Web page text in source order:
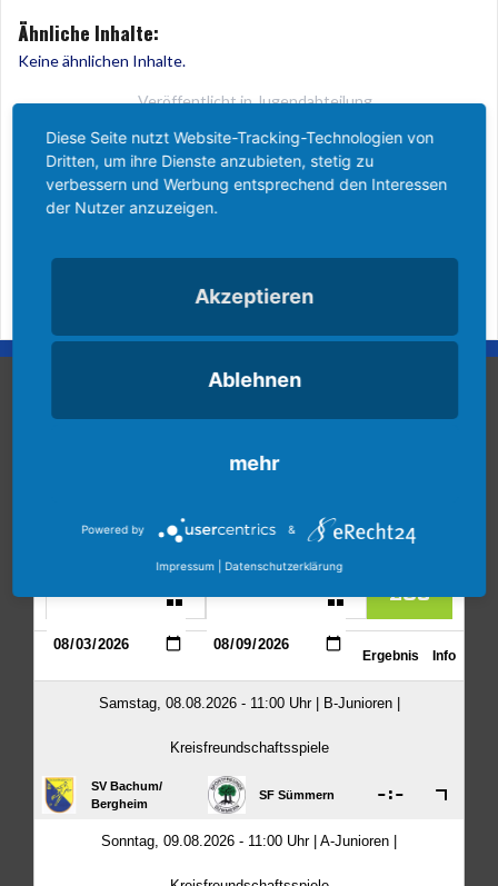
Ähnliche Inhalte:
Keine ähnlichen Inhalte.
Veröffentlicht inJugendabteilung
Beitragsnavigation
Nachruf
Vereinsmitbegründer Franz
Einladung zur
Diese Seite nutzt Website-Tracking-Technologien von
Dritten, um ihre Dienste anzubieten, stetig zu
verbessern und Werbung entsprechend den Interessen
der Nutzer anzuzeigen.
Akzeptieren
Ablehnen
mehr
Powered by &
Impressum Datenschutzerklärung